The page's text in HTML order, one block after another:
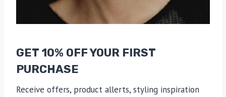
GET 10% OFF YOUR FIRST
PURCHASE
Receive offers, product allerts, styling inspiration